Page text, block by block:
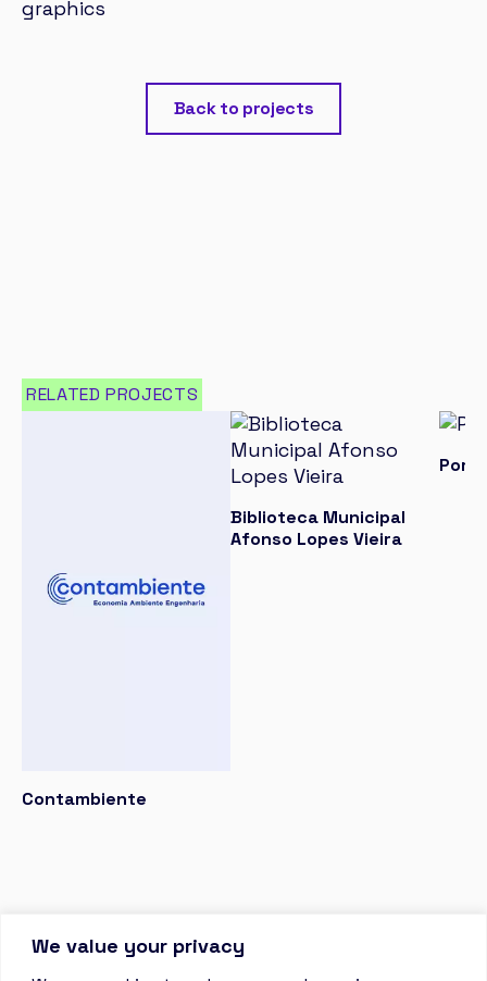
We value your privacy
Back to projects
RELATED PROJECTS
Contambiente
Biblioteca Municipal
Afonso Lopes Vieira